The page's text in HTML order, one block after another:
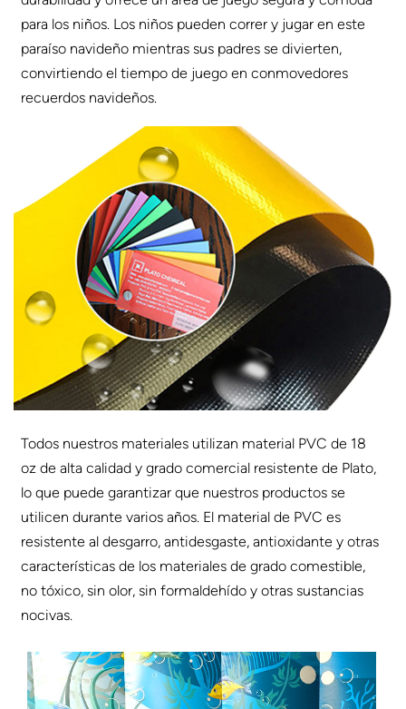
para los niños. Los niños pueden correr y jugar en este
paraíso navideño mientras sus padres se divierten,
convirtiendo el tiempo de juego en conmovedores
recuerdos navideños.
Todos nuestros materiales utilizan material PVC de 18
oz de alta calidad y grado comercial resistente de Plato,
lo que puede garantizar que nuestros productos se
utilicen durante varios años. El material de PVC es
resistente al desgarro, antidesgaste, antioxidante y otras
características de los materiales de grado comestible,
no tóxico, sin olor, sin formaldehído y otras sustancias
nocivas.